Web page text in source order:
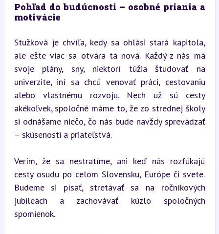
Pohľad do budúcnosti – osobné priania a
motivácie
Stužková je chvíľa, kedy sa ohlási stará kapitola,
ale ešte viac sa otvára tá nová. Každý z nás má
svoje plány, sny, niektorí túžia študovať na
univerzite, iní sa chcú venovať práci, cestovaniu
alebo vlastnému rozvoju. Nech už sú cesty
akékoľvek, spoločné máme to, že zo strednej školy
si odnášame niečo, čo nás bude navždy sprevádzať
– skúsenosti a priateľstvá.
Verím, že sa nestratíme, ani keď nás rozfúkajú
cesty osudu po celom Slovensku, Európe či svete.
Budeme si písať, stretávať sa na ročníkových
jubileách a zachovávať kúzlo spoločných
spomienok.